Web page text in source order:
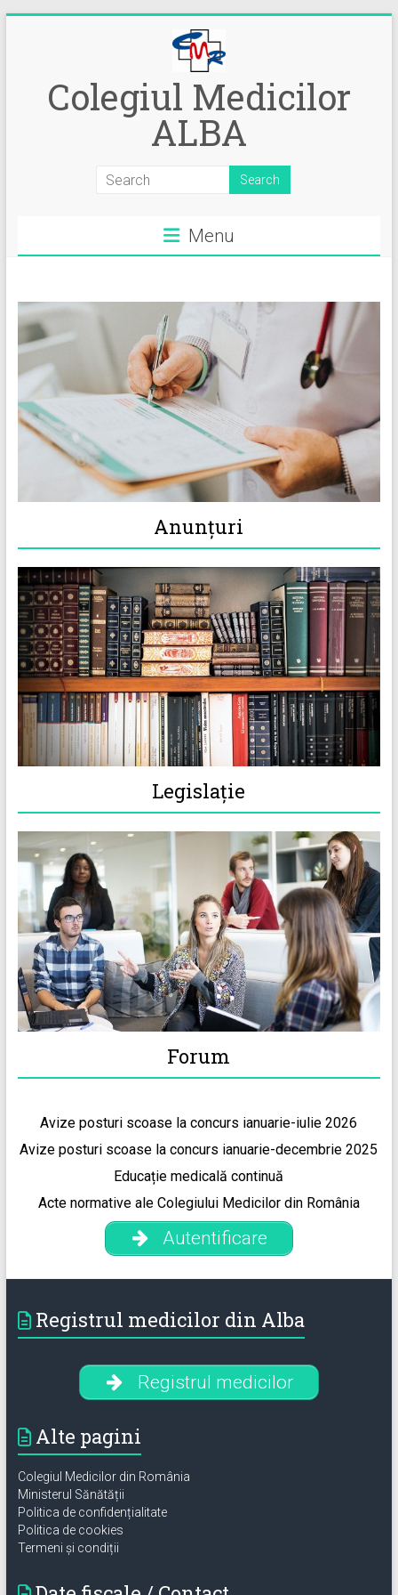
Colegiul Medicilor
ALBA
Menu
Anunţuri
Legislație
Forum
Avize posturi scoase la concurs ianuarie-iulie 2026
Avize posturi scoase la concurs ianuarie-decembrie 2025
Educație medicală continuă
Acte normative ale Colegiului Medicilor din România
Autentificare
Registrul medicilor din Alba
Registrul medicilor
Alte pagini
Colegiul Medicilor din România
Ministerul Sănătății
Politica de confidențialitate
Politica de cookies
Termeni și condiții